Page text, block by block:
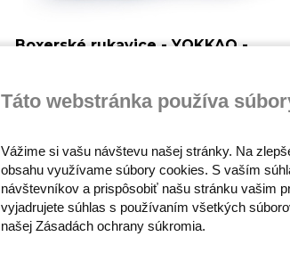
Boxerské rukavice - YOKKAO -
Táto webstránka používa
Vážime si vašu návštevu našej stránky. Na
obsahu využívame súbory cookies. S vaším
návštevníkov a prispôsobiť našu stránku vašim
vyjadrujete súhlas s používaním všetkých
našej Zásadách ochrany súkromia.